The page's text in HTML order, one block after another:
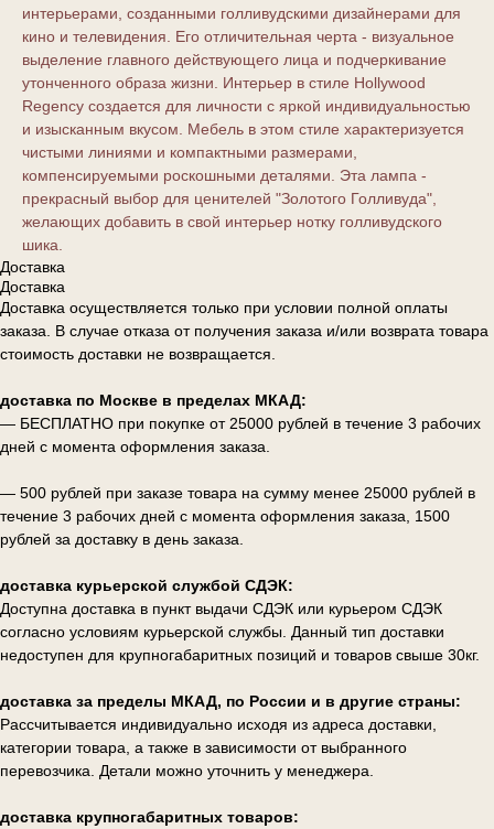
интерьерами, созданными голливудскими дизайнерами для
кино и телевидения. Его отличительная черта - визуальное
выделение главного действующего лица и подчеркивание
утонченного образа жизни. Интерьер в стиле Hollywood
Regency создается для личности с яркой индивидуальностью
и изысканным вкусом. Мебель в этом стиле характеризуется
чистыми линиями и компактными размерами,
компенсируемыми роскошными деталями. Эта лампа -
прекрасный выбор для ценителей "Золотого Голливуда",
желающих добавить в свой интерьер нотку голливудского
шика.
Доставка
Доставка
Доставка осуществляется только при условии полной оплаты
заказа. В случае отказа от получения заказа и/или возврата товара
стоимость доставки не возвращается.
доставка по Москве в пределах МКАД:
— БЕСПЛАТНО при покупке от 25000 рублей в течение 3 рабочих
дней с момента оформления заказа.
— 500 рублей при заказе товара на сумму менее 25000 рублей в
течение 3 рабочих дней с момента оформления заказа, 1500
рублей за доставку в день заказа.
доставка курьерской службой СДЭК:
Доступна доставка в пункт выдачи СДЭК или курьером СДЭК
согласно условиям курьерской службы. Данный тип доставки
недоступен для крупногабаритных позиций и товаров свыше 30кг.
доставка за пределы МКАД, по России и в другие страны:
Рассчитывается индивидуально исходя из адреса доставки,
категории товара, а также в зависимости от выбранного
перевозчика. Детали можно уточнить у менеджера.
доставка крупногабаритных товаров: